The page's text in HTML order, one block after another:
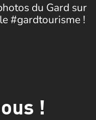
du Gard sur
#gardtourisme !
!